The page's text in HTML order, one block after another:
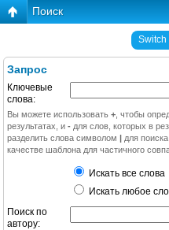
Поиск
Switch
Запрос
Ключевые
слова:
Вы можете использовать + , чтобы
результатах, и - для слов, которых в
разделить слова символом | для
качестве шаблона для частичного
Искать все слова
Искать любое
Поиск по
автору: